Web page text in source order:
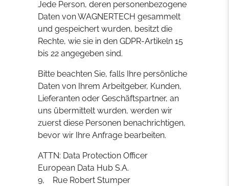
Jede Person, deren personenbezogene
Daten von WAGNERTECH gesammelt
und gespeichert wurden, besitzt die
Rechte, wie sie in den GDPR-Artikeln 15
bis 22 angegeben sind.
Bitte beachten Sie, falls Ihre persönliche
Daten von Ihrem Arbeitgeber, Kunden,
Lieferanten oder Geschäftspartner, an
uns übermittelt wurden, werden wir
zuerst diese Personen benachrichtigen,
bevor wir Ihre Anfrage bearbeiten.
ATTN: Data Protection Officer
European Data Hub S.A.
9, Rue Robert Stumper